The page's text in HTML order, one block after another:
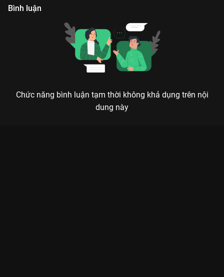
Bình luận
Chức năng bình luận tạm thời không khả dụng trên nội
dung này